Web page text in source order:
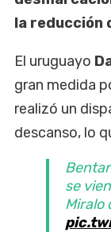
la reducción
El uruguayo
gran medida
realizó un
descanso, lo
se
Miralo